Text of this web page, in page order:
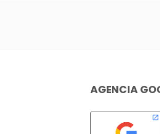
AGENCIA